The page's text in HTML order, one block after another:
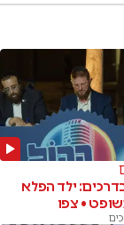
ילד הפלא
• צפו